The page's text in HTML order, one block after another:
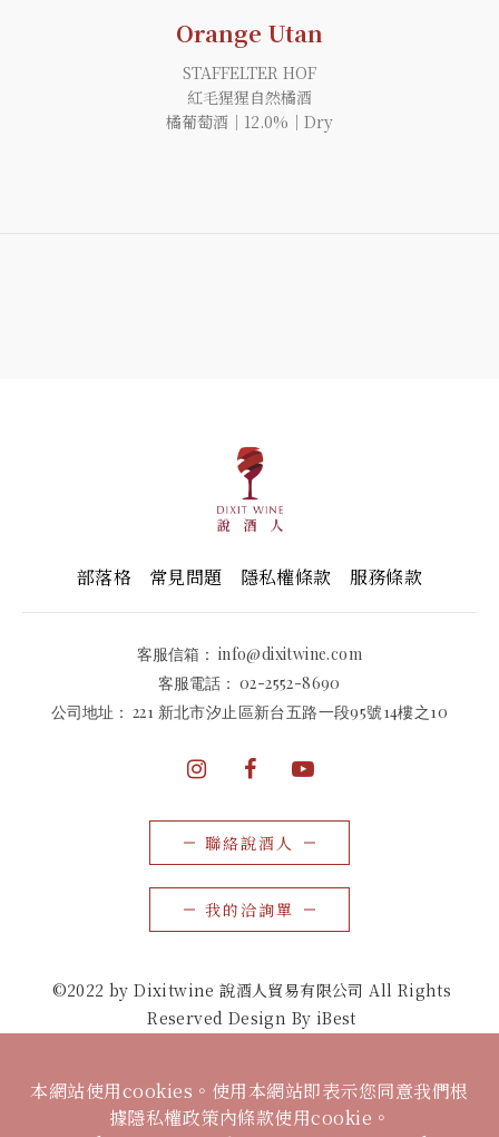
Orange Utan
STAFFELTER HOF
紅毛猩猩自然橘酒
橘葡萄酒｜12.0%｜Dry
部落格 常見問題 隱私權條款 服務條款
客服信箱： info@dixitwine.com
客服電話：02-2552-8690
公司地址： 221 新北市汐止區新台五路一段95號14樓之10
聯絡說酒人
我的洽詢單
©2022 by Dixitwine 說酒人貿易有限公司 All Rights
Reserved Design By iBest
本網站使用cookies。使用本網站即表示您同意我們根
據隱私權政策內條款使用cookie。